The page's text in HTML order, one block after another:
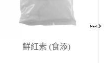
鮮紅素 (食添)